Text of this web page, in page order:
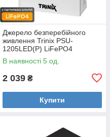
Джерело безперебійного
живлення Trinix PSU-
1205LED(P) LiFePO4
В наявності 5 од.
2 039 ₴
Купити